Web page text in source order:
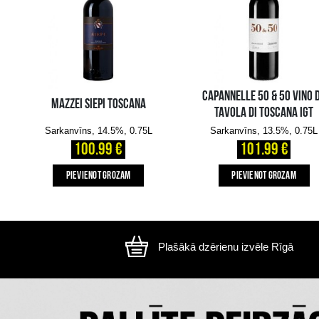
Attēls ir ilustratīvs, preces izskats var
CITI MŪSU KLIENTI IZVĒLAS